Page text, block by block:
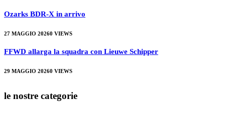
Ozarks BDR-X in arrivo
27 MAGGIO 20260 VIEWS
FFWD allarga la squadra con Lieuwe Schipper
29 MAGGIO 20260 VIEWS
le nostre categorie